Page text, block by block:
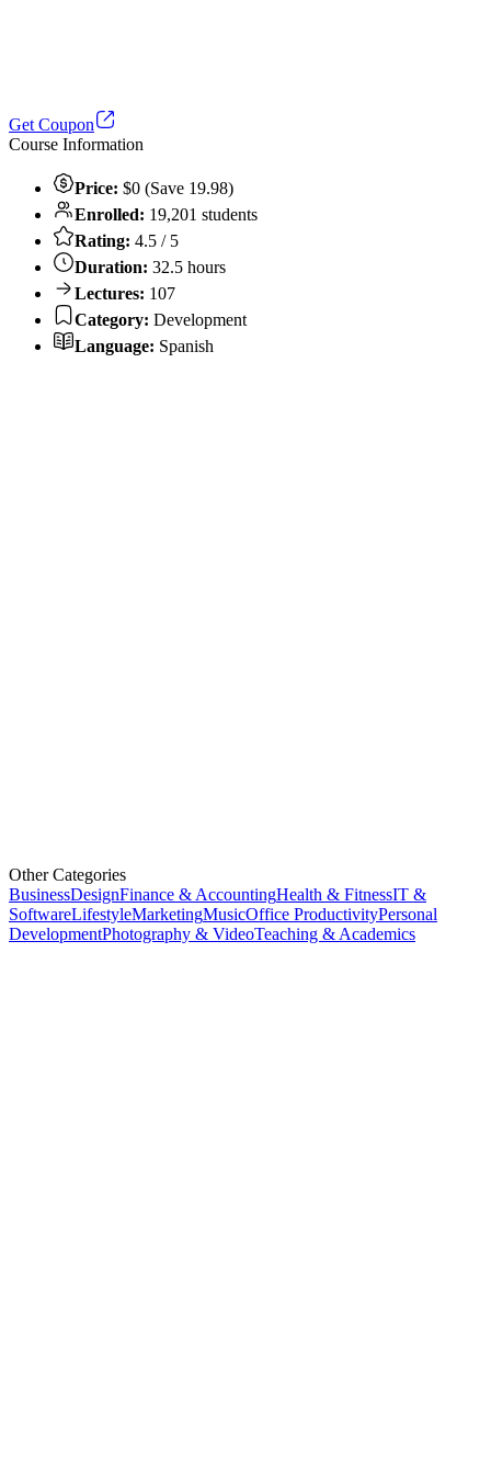
Get Coupon
Course Information
Price: $0 (Save 19.98)
Enrolled: 19,201 students
Rating: 4.5 / 5
Duration: 32.5 hours
Lectures: 107
Category: Development
Language: Spanish
Other Categories
BusinessDesignFinance & AccountingHealth & FitnessIT &
SoftwareLifestyleMarketingMusicOffice ProductivityPersonal
DevelopmentPhotography & VideoTeaching & Academics